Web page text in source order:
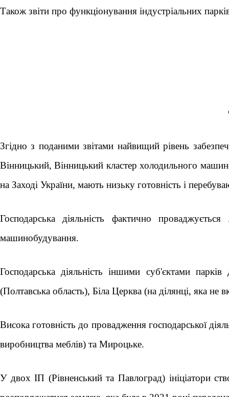
Також звіти про функціонування індустріальних
Згідно з поданими звітами найвищий рівень
Вінницький, Вінницький кластер холодильного
на Заході України, мають низьку готовність і
Господарська діяльність фактично
машинобудування.
Господарська діяльність іншими суб'єктами
(Полтавська область), Біла Церква (на ділянці, яка не
Висока готовність до провадження господарської
виробництва меблів) та Мироцьке.
У двох ІП (Рівненський та Павлоград) ініціатори